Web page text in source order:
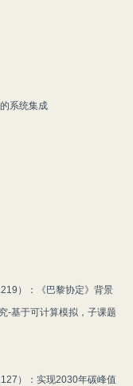
系统集成
）：《巴黎协定》背景
-基于可计算模拟，子课题
）：实现2030年碳峰值